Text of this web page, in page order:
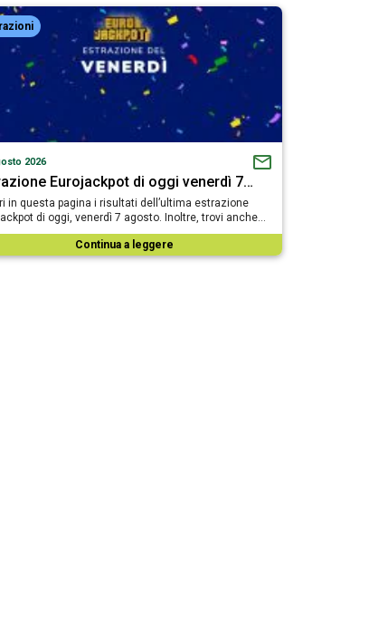
2026
Eurojackpot di oggi venerdì 7…
in questa pagina i risultati dell’ultima estrazione
di oggi, venerdì 7 agosto. Inoltre, trovi anche…
Continua a leggere